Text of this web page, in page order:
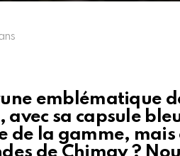
emblématique
avec sa capsule
de la gamme, mais
de Chimay ?